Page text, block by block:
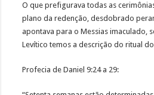
O que prefigurava todas as
plano da redenção, desdobrado
apontava para o Messias imaculado,
Levítico temos a descrição do ritual
Profecia de Daniel 9:24 a 29: